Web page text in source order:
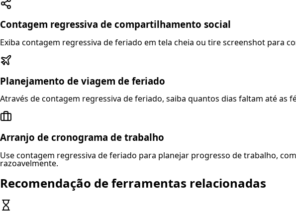
Contagem regressiva de compartilhamento social
Exiba contagem regressiva de feriado em tela cheia ou tire screenshot para
Planejamento de viagem de feriado
Através de contagem regressiva de feriado, saiba quantos dias faltam até as
Arranjo de cronograma de trabalho
Use contagem regressiva de feriado para planejar progresso de trabalho,
razoavelmente.
Recomendação de ferramentas relacionadas